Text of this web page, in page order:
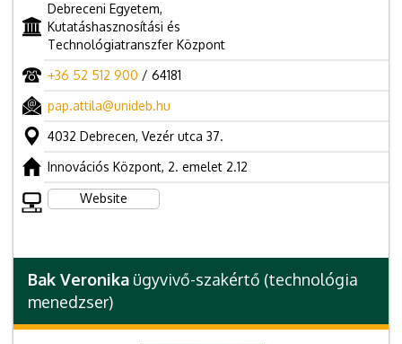
Debreceni Egyetem,
Kutatáshasznosítási és
Technológiatranszfer Központ
+36 52 512 900 / 64181
pap.attila@unideb.hu
4032 Debrecen, Vezér utca 37.
Innovációs Központ, 2. emelet 2.12
Website
Bak Veronika ügyvivő-szakértő (technológia
menedzser)